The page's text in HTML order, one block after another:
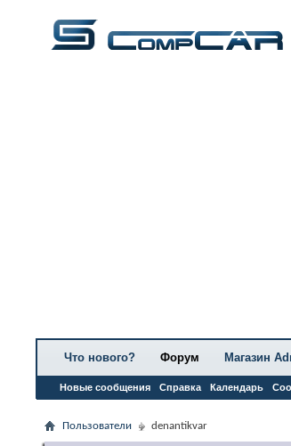
Что нового? Форум
Новые сообщения Справка Календарь
Магазин
Пользователи denantikvar